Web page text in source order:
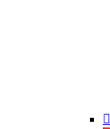
